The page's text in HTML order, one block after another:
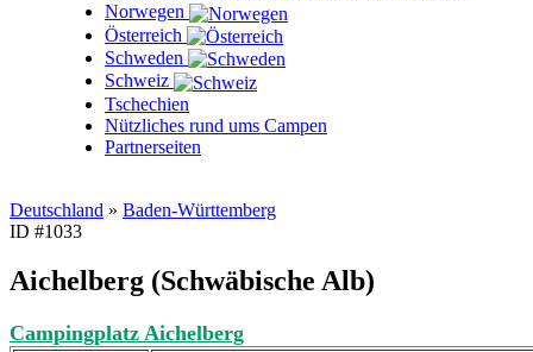
Norwegen
Österreich
Schweden
Schweiz
Tschechien
Nützliches rund ums Campen
Partnerseiten
Deutschland » Baden-Württemberg
ID #1033
Aichelberg (Schwäbische Alb)
Campingplatz Aichelberg